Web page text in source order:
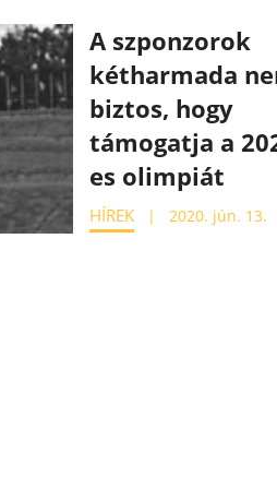
A szponzorok
kétharmada
biztos, hogy
támogatja a
es olimpiát
HÍREK 2020. jún. 13.